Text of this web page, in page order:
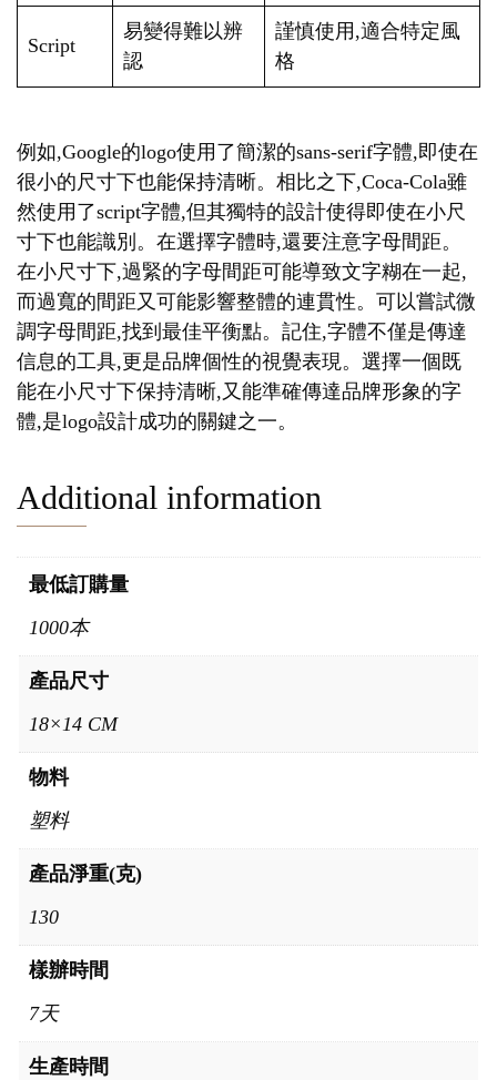
Script
易變得難以辨
認
謹慎使用,適合特定風
格
例如,Google的logo使用了簡潔的sans-serif字體,即使在
很小的尺寸下也能保持清晰。相比之下,Coca-Cola雖
然使用了script字體,但其獨特的設計使得即使在小尺
寸下也能識別。在選擇字體時,還要注意字母間距。
在小尺寸下,過緊的字母間距可能導致文字糊在一起,
而過寬的間距又可能影響整體的連貫性。可以嘗試微
調字母間距,找到最佳平衡點。記住,字體不僅是傳達
信息的工具,更是品牌個性的視覺表現。選擇一個既
能在小尺寸下保持清晰,又能準確傳達品牌形象的字
體,是logo設計成功的關鍵之一。
Additional information
最低訂購量
1000本
產品尺寸
18×14 CM
物料
塑料
產品淨重(克)
130
樣辦時間
7天
生產時間